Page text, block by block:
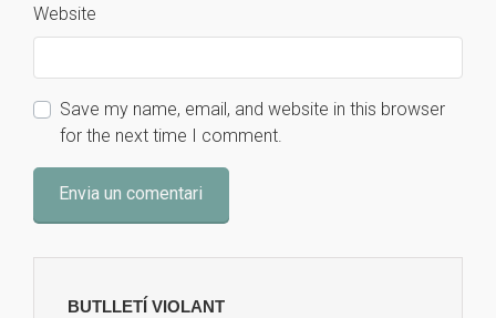
Website
Save my name, email, and website in this browser
for the next time I comment.
BUTLLETÍ VIOLANT